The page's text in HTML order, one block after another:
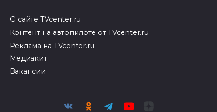
О сайте TVcenter.ru
Контент на автопилоте от TVcenter.ru
Реклама на TVcenter.ru
Медиакит
Вакансии